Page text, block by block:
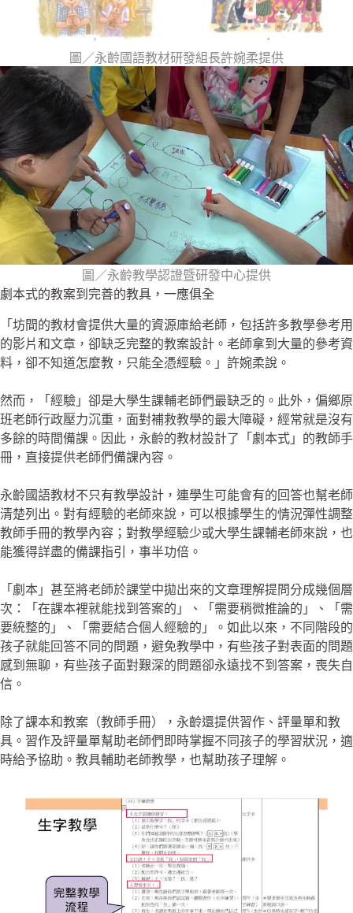
圖／永齡國語教材研發組長許婉柔提供
圖／永齡教學認證暨研發中心提供
劇本式的教案到完善的教具，一應俱全
「坊間的教材會提供大量的資源庫給老師，包括許多教學參考用
的影片和文章，卻缺乏完整的教案設計。老師拿到大量的參考資
料，卻不知道怎麼教，只能全憑經驗。」許婉柔說。
然而，「經驗」卻是大學生課輔老師們最缺乏的。此外，偏鄉原
班老師行政壓力沉重，面對補救教學的最大障礙，經常就是沒有
多餘的時間備課。因此，永齡的教材設計了「劇本式」的教師手
冊，直接提供老師們備課內容。
永齡國語教材不只有教學設計，連學生可能會有的回答也幫老師
清楚列出。對有經驗的老師來說，可以根據學生的情況彈性調整
教師手冊的教學內容；對教學經驗少或大學生課輔老師來說，也
能獲得詳盡的備課指引，事半功倍。
「劇本」甚至將老師於課堂中拋出來的文章理解提問分成幾個層
次：「在課本裡就能找到答案的」、「需要稍微推論的」、「需
要統整的」、「需要結合個人經驗的」。如此以來，不同階段的
孩子就能回答不同的問題，避免教學中，有些孩子對表面的問題
感到無聊，有些孩子面對艱深的問題卻永遠找不到答案，喪失自
信。
除了課本和教案（教師手冊），永齡還提供習作、評量單和教
具。習作及評量單幫助老師們即時掌握不同孩子的學習狀況，適
時給予協助。教具輔助老師教學，也幫助孩子理解。